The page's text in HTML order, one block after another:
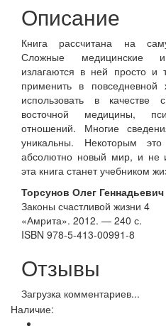
Описание
Книга рассчитана на
Сложные медицинские
излагаются в ней просто
применить в
использовать в качестве
восточной медицины,
отношений. Многие
уникальны. Некоторым
абсолютно новый мир, и не
эта книга станет учебником
Торсунов Олег Геннадьевич
Законы счастливой жизни 4
«Амрита». 2012. — 240 с.
ISBN 978-5-413-00991-8
Отзывы
Загрузка комментариев...
Наличие: